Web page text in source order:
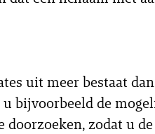
uit meer bestaat
bijvoorbeeld de
doorzoeken, zodat u